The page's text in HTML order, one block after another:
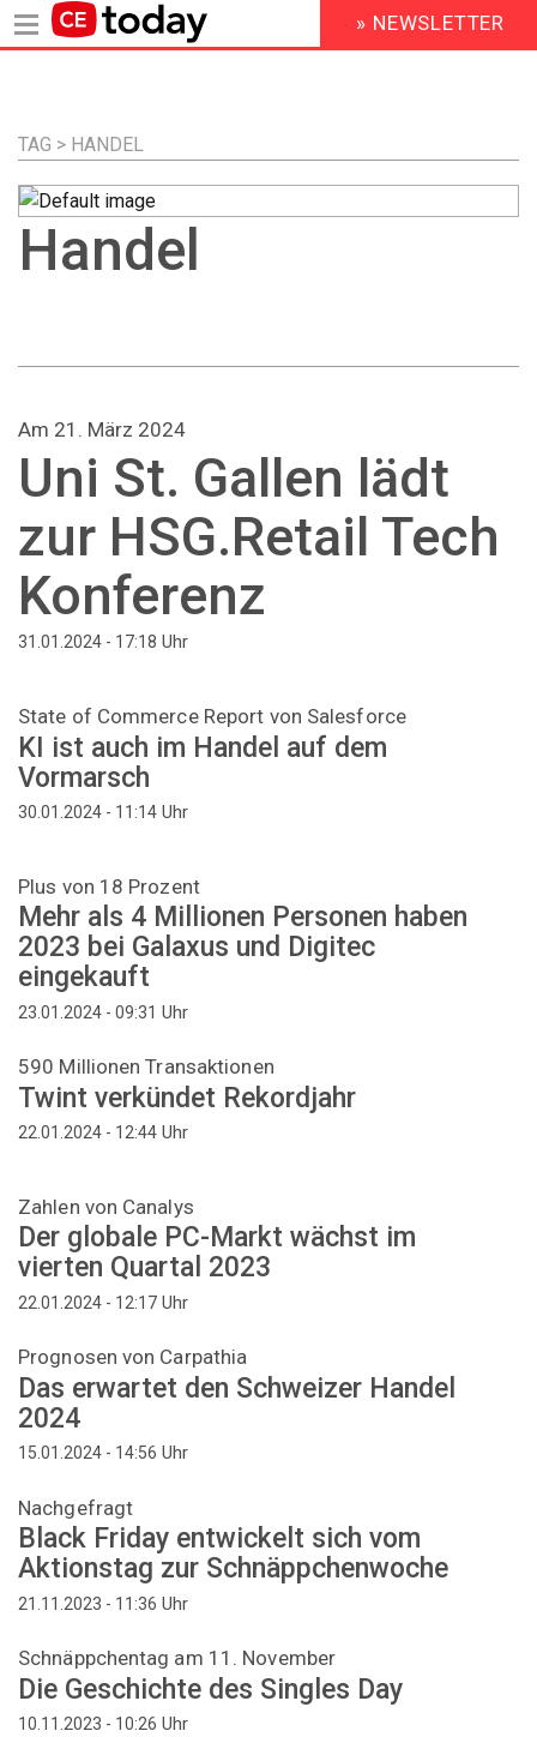
Inhalt
HEADER
MENU
» NEWSLETTER
TAG > HANDEL
Handel
Am 21. März 2024
Uni St. Gallen lädt
zur HSG.Retail Tech
Konferenz
31.01.2024 - 17:18 Uhr
State of Commerce Report von Salesforce
KI ist auch im Handel auf dem
Vormarsch
30.01.2024 - 11:14 Uhr
Plus von 18 Prozent
Mehr als 4 Millionen Personen haben
2023 bei Galaxus und Digitec
eingekauft
23.01.2024 - 09:31 Uhr
590 Millionen Transaktionen
Twint verkündet Rekordjahr
22.01.2024 - 12:44 Uhr
Zahlen von Canalys
Der globale PC-Markt wächst im
vierten Quartal 2023
22.01.2024 - 12:17 Uhr
Prognosen von Carpathia
Das erwartet den Schweizer Handel
2024
15.01.2024 - 14:56 Uhr
Nachgefragt
Black Friday entwickelt sich vom
Aktionstag zur Schnäppchenwoche
21.11.2023 - 11:36 Uhr
Schnäppchentag am 11. November
Die Geschichte des Singles Day
10.11.2023 - 10:26 Uhr